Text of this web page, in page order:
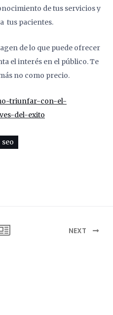
de tus servicios y
tus pacientes.
de lo que puede ofrecer
el interés en el público. Te
no como precio.
triunfar-con-el-
del-exito
seo
NEXT